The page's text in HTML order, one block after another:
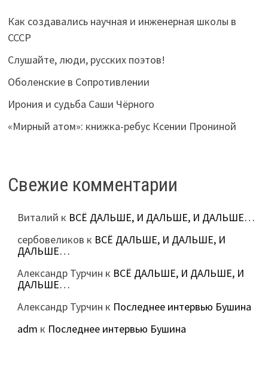
Как создавались научная и инженерная школы в
СССР
Слушайте, люди, русских поэтов!
Оболенские в Сопротивлении
Ирония и судьба Саши Чёрного
«Мирный атом»: книжка-ребус Ксении Прониной
Свежие комментарии
Виталий к ВСЁ ДАЛЬШЕ, И ДАЛЬШЕ, И ДАЛЬШЕ…
сербовеликов к ВСЁ ДАЛЬШЕ, И ДАЛЬШЕ, И
ДАЛЬШЕ…
Александр Турчин к ВСЁ ДАЛЬШЕ, И ДАЛЬШЕ, И
ДАЛЬШЕ…
Александр Турчин к Последнее интервью Бушина
adm к Последнее интервью Бушина